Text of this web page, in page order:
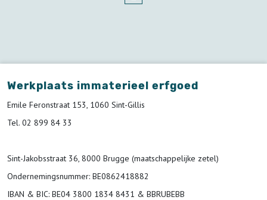
Werkplaats immaterieel erfgoed
Emile Feronstraat 153, 1060 Sint-Gillis
Tel. 02 899 84 33
Sint-Jakobsstraat 36, 8000 Brugge (maatschappelijke zetel)
Ondernemingsnummer: BE0862418882
IBAN & BIC: BE04 3800 1834 8431 & BBRUBEBB